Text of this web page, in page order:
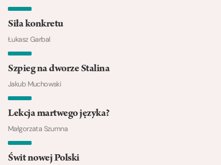
Siła konkretu
Łukasz Garbal
Szpieg na dworze Stalina
Jakub Muchowski
Lekcja martwego języka?
Małgorzata Szumna
Świt nowej Polski